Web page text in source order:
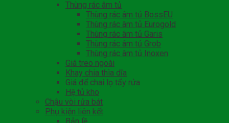
Thùng rác âm tủ
Thùng rác âm tủ BossEU
Thùng rác âm tủ Eurogold
Thùng rác âm tủ Garis
Thùng rác âm tủ Grob
Thùng rác âm tủ Inoxen
Giá treo ngoài
Khay chia thìa dĩa
Giá để chai lọ tẩy rửa
Hệ tủ kho
Chậu vòi rửa bát
Phụ kiện liên kết